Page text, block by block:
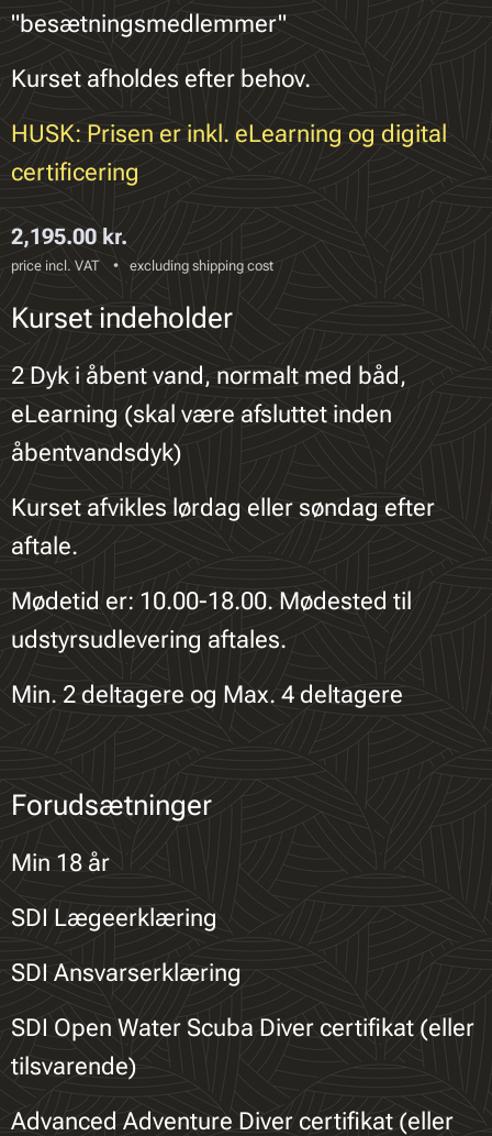
"besætningsmedlemmer"
Kurset afholdes efter behov.
HUSK: Prisen er inkl. eLearning og digital
certificering
2,195.00 kr.
price incl. VAT excluding shipping cost
Kurset indeholder
2 Dyk i åbent vand, normalt med båd,
eLearning (skal være afsluttet inden
åbentvandsdyk)
Kurset afvikles lørdag eller søndag efter
aftale.
Mødetid er: 10.00-18.00. Mødested til
udstyrsudlevering aftales.
Min. 2 deltagere og Max. 4 deltagere
Forudsætninger
Min 18 år
SDI Lægeerklæring
SDI Ansvarserklæring
SDI Open Water Scuba Diver certifikat (eller
tilsvarende)
Advanced Adventure Diver certifikat (eller